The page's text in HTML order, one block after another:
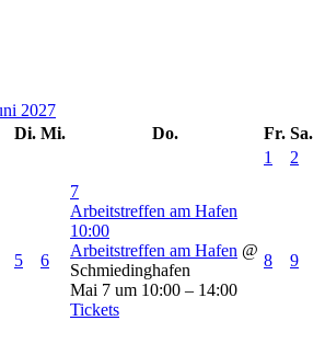
2027
Di. Mi. Do. Fr. Sa.
1
2
5 6
7
Arbeitstreffen am Hafen
10:00
Arbeitstreffen am Hafen @
Schmiedinghafen
Mai 7 um 10:00 – 14:00
Tickets
8 9